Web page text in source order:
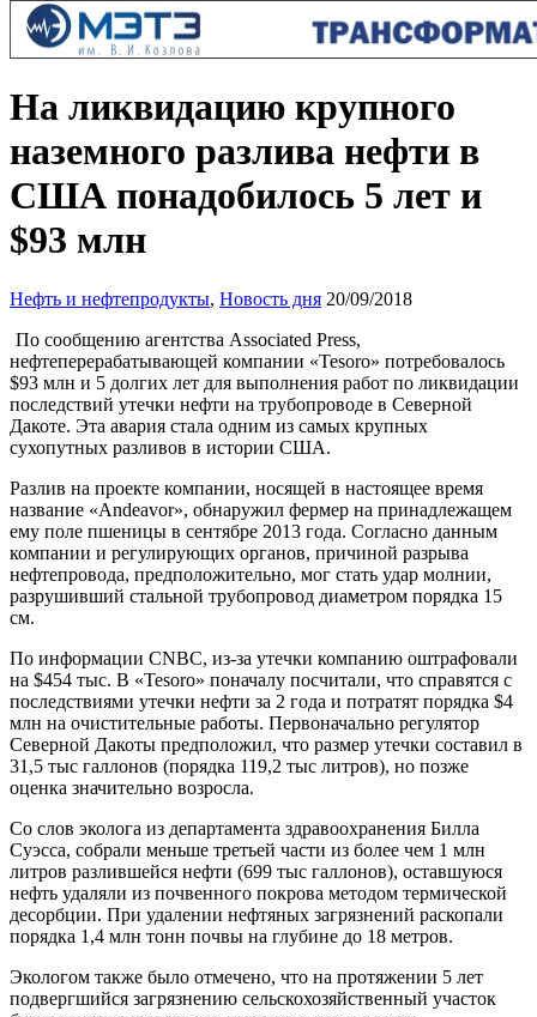
На ликвидацию крупного
наземного разлива нефти в
США понадобилось 5 лет и
$93 млн
Нефть и нефтепродукты, Новость дня 20/09/2018
По сообщению агентства Associated Press,
нефтеперерабатывающей компании «Tesoro» потребовалось
$93 млн и 5 долгих лет для выполнения работ по ликвидации
последствий утечки нефти на трубопроводе в Северной
Дакоте. Эта авария стала одним из самых крупных
сухопутных разливов в истории США.
Разлив на проекте компании, носящей в настоящее время
название «Andeavor», обнаружил фермер на принадлежащем
ему поле пшеницы в сентябре 2013 года. Согласно данным
компании и регулирующих органов, причиной разрыва
нефтепровода, предположительно, мог стать удар молнии,
разрушивший стальной трубопровод диаметром порядка 15
см.
По информации CNBC, из-за утечки компанию оштрафовали
на $454 тыс. В «Tesoro» поначалу посчитали, что справятся с
последствиями утечки нефти за 2 года и потратят порядка $4
млн на очистительные работы. Первоначально регулятор
Северной Дакоты предположил, что размер утечки составил в
31,5 тыс галлонов (порядка 119,2 тыс литров), но позже
оценка значительно возросла.
Со слов эколога из департамента здравоохранения Билла
Суэсса, собрали меньше третьей части из более чем 1 млн
литров разлившейся нефти (699 тыс галлонов), оставшуюся
нефть удаляли из почвенного покрова методом термической
десорбции. При удалении нефтяных загрязнений раскопали
порядка 1,4 млн тонн почвы на глубине до 18 метров.
Экологом также было отмечено, что на протяжении 5 лет
подвергшийся загрязнению сельскохозяйственный участок